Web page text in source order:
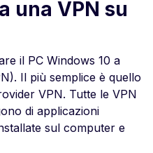
una VPN su
il PC Windows 10 a
Il più semplice è quello
VPN. Tutte le VPN
di applicazioni
sul computer e